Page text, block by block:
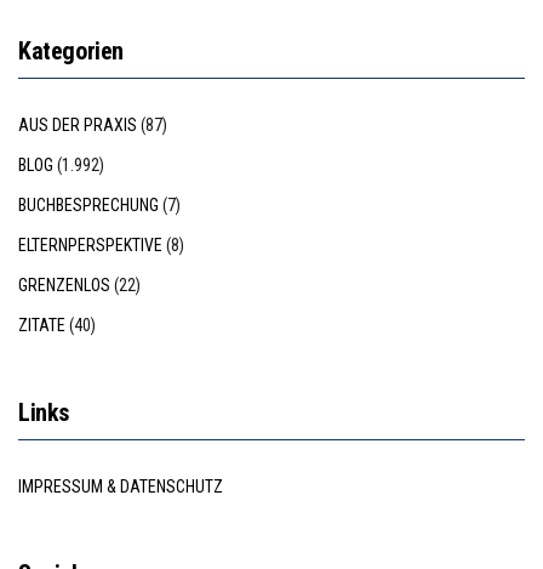
Kategorien
AUS DER PRAXIS (87)
BLOG (1.992)
BUCHBESPRECHUNG (7)
ELTERNPERSPEKTIVE(8)
GRENZENLOS (22)
ZITATE(40)
Links
IMPRESSUM & DATENSCHUTZ